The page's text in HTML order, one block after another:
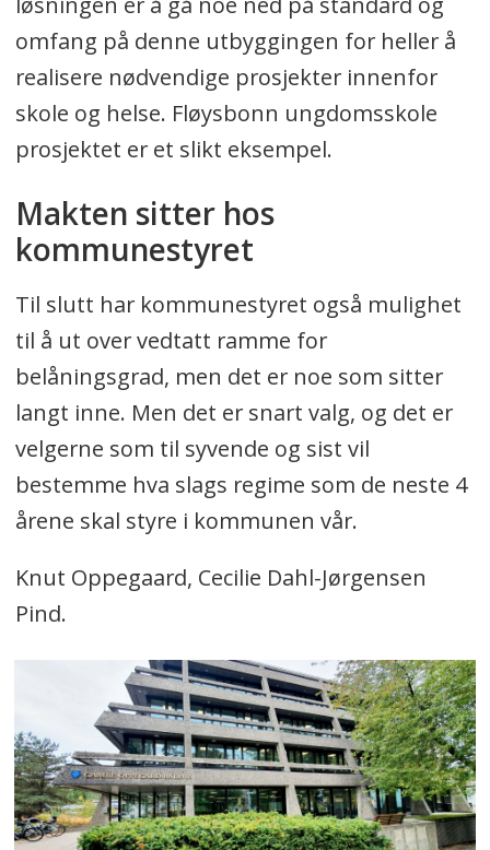
omfang på denne utbyggingen for heller å
realisere nødvendige prosjekter innenfor
skole og helse. Fløysbonn ungdomsskole
prosjektet er et slikt eksempel.
Makten sitter hos
kommunestyret
Til slutt har kommunestyret også mulighet
til å ut over vedtatt ramme for
belåningsgrad, men det er noe som sitter
langt inne. Men det er snart valg, og det er
velgerne som til syvende og sist vil
bestemme hva slags regime som de neste 4
årene skal styre i kommunen vår.
Knut Oppegaard, Cecilie Dahl-Jørgensen
Pind.